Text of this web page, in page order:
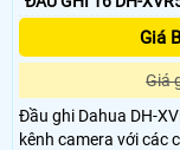
Giá
Giá
Đầu ghi Dahua DH-
kênh camera với các